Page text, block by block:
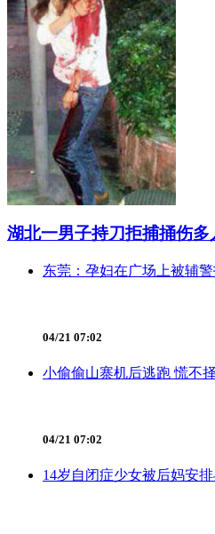
湖北一男子持刀拒捕捅伤多
东莞：孕妇在广场上被辅
04/21 07:02
小偷偷山寨机后逃跑 慌不
04/21 07:02
14岁自闭症少女被后妈安